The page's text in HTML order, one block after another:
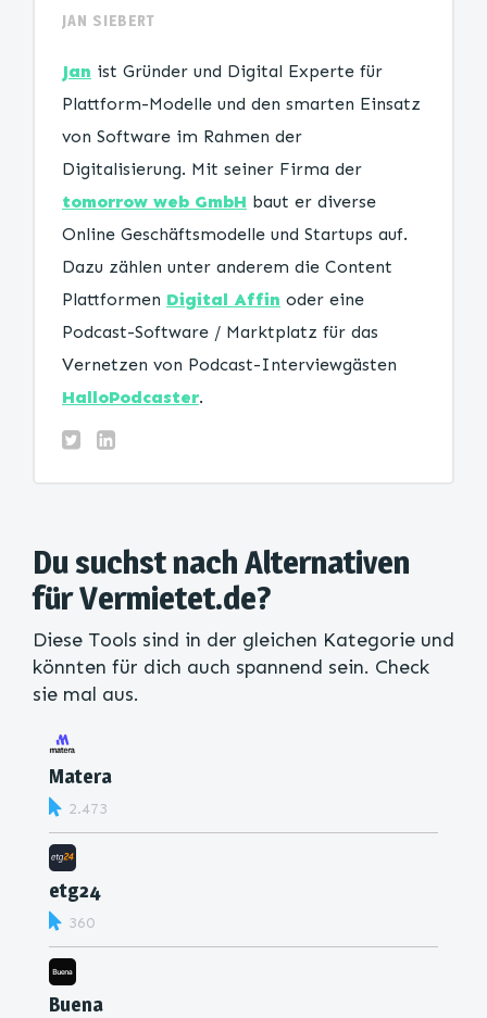
JAN SIEBERT
Jan ist Gründer und Digital Experte für
Plattform-Modelle und den smarten Einsatz
von Software im Rahmen der
Digitalisierung. Mit seiner Firma der
tomorrow web GmbH baut er diverse
Online Geschäftsmodelle und Startups auf.
Dazu zählen unter anderem die Content
Plattformen Digital Affin oder eine
Podcast-Software / Marktplatz für das
Vernetzen von Podcast-Interviewgästen
HalloPodcaster.
Du suchst nach Alternativen
für Vermietet.de?
Diese Tools sind in der gleichen Kategorie und
könnten für dich auch spannend sein. Check
sie mal aus.
Matera
2.473
etg24
360
Buena